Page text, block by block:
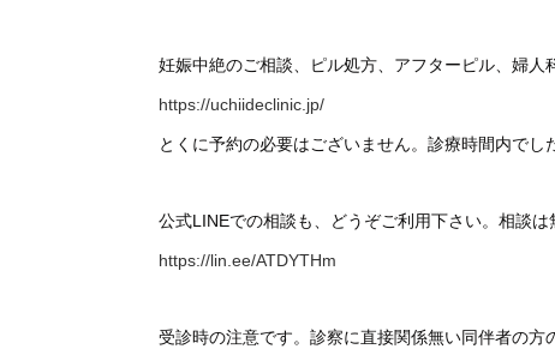
妊娠中絶のご相談、ピル処方、アフターピル、婦人
https://uchiideclinic.jp/
とくに予約の必要はございません。診療時間内でし
公式LINEでの相談も、どうぞご利用下さい。相談は
https://lin.ee/ATDYTHm
受診時の注意です。診察に直接関係無い同伴者の方